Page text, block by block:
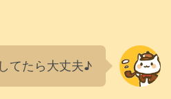
てたら大丈夫♪